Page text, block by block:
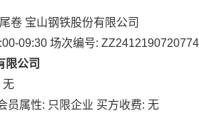
卷 宝山钢铁股份有限公司
09:30 场次编号: ZZ2412190720774
限公司
无
员属性: 只限企业 买方收费: 无